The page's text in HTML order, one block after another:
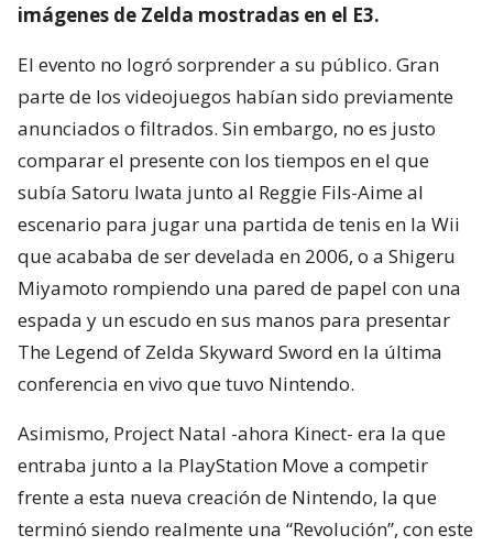
imágenes de Zelda mostradas en el E3.
El evento no logró sorprender a su público. Gran
parte de los videojuegos habían sido previamente
anunciados o filtrados. Sin embargo, no es justo
comparar el presente con los tiempos en el que
subía Satoru Iwata junto al Reggie Fils-Aime al
escenario para jugar una partida de tenis en la Wii
que acababa de ser develada en 2006, o a Shigeru
Miyamoto rompiendo una pared de papel con una
espada y un escudo en sus manos para presentar
The Legend of Zelda Skyward Sword en la última
conferencia en vivo que tuvo Nintendo.
Asimismo, Project Natal -ahora Kinect- era la que
entraba junto a la PlayStation Move a competir
frente a esta nueva creación de Nintendo, la que
terminó siendo realmente una “Revolución”, con este